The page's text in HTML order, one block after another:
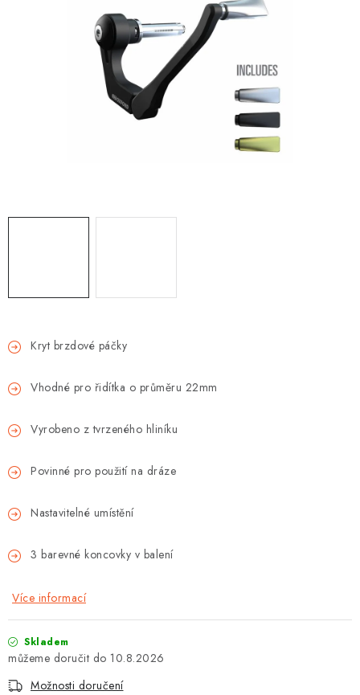
NÁPLNĚ A KAPALINY
Moje objednávka Kontakt
Reklamace a vrácení zboží
Kryt brzdové páčky
Vhodné pro řidítka o průměru 22mm
Vyrobeno z tvrzeného hliníku
Povinné pro použití na dráze
Nastavitelné umístění
3 barevné koncovky v balení
Více informací
Skladem
10.8.2026
Možnosti doručení